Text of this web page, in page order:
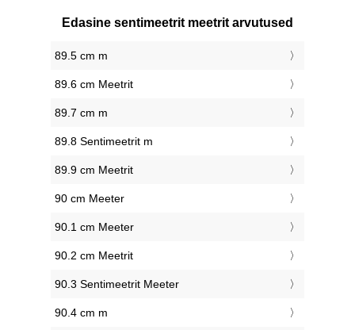
Edasine sentimeetrit meetrit arvutused
89.5 cm m
89.6 cm Meetrit
89.7 cm m
89.8 Sentimeetrit m
89.9 cm Meetrit
90 cm Meeter
90.1 cm Meeter
90.2 cm Meetrit
90.3 Sentimeetrit Meeter
90.4 cm m